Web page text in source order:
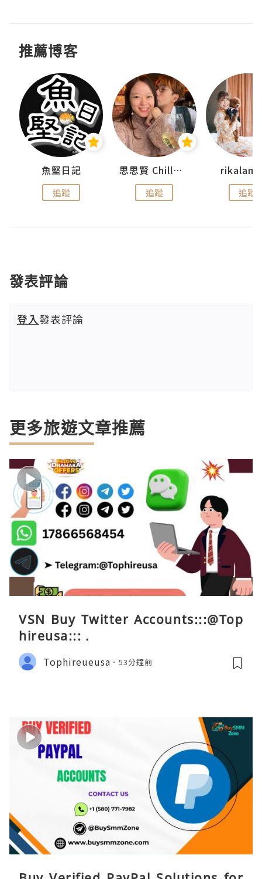
推薦博客
魚堅日記
追蹤
思思賢 ChillMyBabe
追蹤 追蹤
發表評論
登入發表評論
更多旅遊文章推薦
VSN Buy Twitter Accounts:::@Top
hireusa::: .
Tophireueusa 53分鐘前